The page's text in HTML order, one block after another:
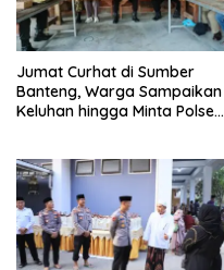
Jumat Curhat di Sumber
Banteng, Warga Sampaikan
Keluhan hingga Minta Polsek